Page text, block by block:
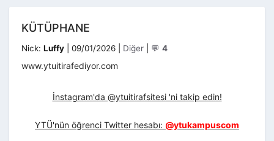
KÜTÜPHANE
Nick: Luffy 09/01/2026 Kategoriler
Diğer 💬 4
www.ytuitirafediyor.com
İnstagram'da @ytuitirafsitesi 'ni takip edin!
YTÜ'nün öğrenci Twitter hesabı: @ytukampuscom